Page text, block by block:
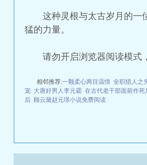
这种灵根与太古岁月的一
猛的力量。
请勿开启浏览器阅读模式
相邻推荐:一颗柔心两目温情 全职猎人之
宠 大唐好男人李元霸 在古代老干部面前作死
后 顾云黛赵元璟小说免费阅读